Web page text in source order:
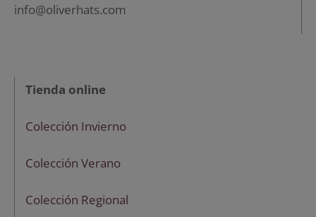
info@oliverhats.com
Tienda online
Colección Invierno
Colección Verano
Colección Regional